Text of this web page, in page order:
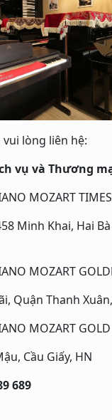
lòng liên hệ:
vụ và Thương
MOZART
Minh Khai, Hai
MOZART
Quận Thanh
MOZART
Cầu Giấy, HN
689